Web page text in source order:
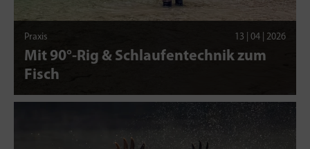
Praxis 13 | 04 | 2026
Mit 90°-Rig & Schlaufentechnik zum
Fisch